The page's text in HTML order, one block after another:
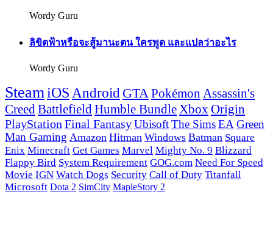
Wordy Guru
ลิขิตฟ้าหรือจะสู้มานะตน ใครพูด และแปลว่าอะไร
Wordy Guru
SteamiOS Android GTAPokémon Assassin's
CreedBattlefieldHumble Bundle Xbox Origin
PlayStation Final FantasyUbisoftThe Sims EA Green
Man Gaming Amazon Hitman Windows Batman Square
Enix Minecraft Get Games Marvel Mighty No. 9 Blizzard
Flappy Bird System Requirement GOG.com Need For Speed
Movie IGN Watch Dogs Security Call of Duty Titanfall
Microsoft Dota 2 SimCity MapleStory 2